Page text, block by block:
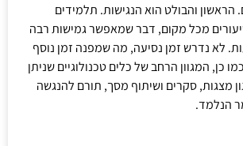
הראשון והבולט הוא הנגישות. תלמידים
מכל מקום, דבר שמאפשר גמישות רבה
לא נדרש זמן נסיעה, מה שמפנה זמן נוסף
כן, המגוון הרחב של כלים טכנולוגיים שניתן
מצגות, סקרים ושיתוף מסך, תורם להנגשה
הנלמד.